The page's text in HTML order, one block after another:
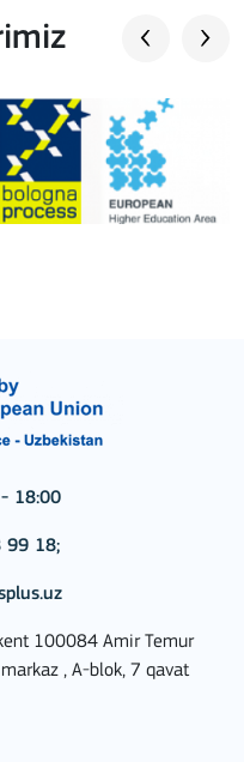
- 18:00
99 18;
100084 Amir Temur
, A-blok, 7 qavat